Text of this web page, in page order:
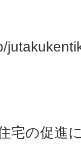
宅の促進